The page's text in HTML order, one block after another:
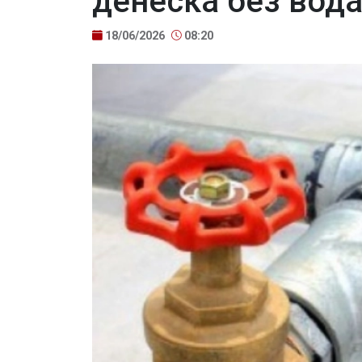
18/06/2026 08:20